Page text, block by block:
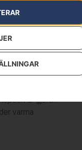
& mössor,Skor
är gjord i
varma